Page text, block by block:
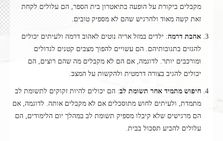
מקבלים ביקורת על הופעה בתיאטרון בית הספר, הם עלולים לקחת
זאת קשה מאוד ולהרגיש שהם לא מספיק טובים.
אהבת דרמה: ילדים במזל אריה נוטים לאהוב דרמה ולעיתים יכולים
להגזים בתגובותיהם. הם עשויים להפוך מצבים קטנים לגדולים
ומורכבים יותר. לדוגמה, אם הם לא מקבלים מה שהם רוצים, הם
יכולים להגיב בצורה דרמטית ולהקשות על המצב.
חיפוש מתמיד אחר תשומת לב: הם יכולים להיות זקוקים לתשומת לב
מתמדת, ולעיתים לחוש מתוסכלים אם לא מקבלים אותה. לדוגמה, אם
הם מרגישים שלא קיבלו מספיק תשומת לב במהלך יום הלימודים, הם
עלולים להביע תסכול בבית.